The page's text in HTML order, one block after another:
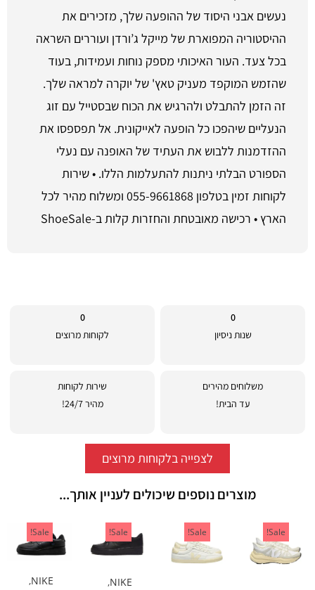
נעשים אבני היסוד של ההופעה שלך, מזכירים את
ההיסטוריה המפוארת של מייקל ג’ורדן ועוררים השראה
בכל צעד. העור האיכותי מספק נוחות ועמידות, בעוד
שהזמש המוקפד מעניק טאץ' של יוקרה למראה שלך.
זה הזמן להתבלט ולהרגיש את הכוח שבסטייל עם זוג
הנעליים שיהפכו כל הופעה לאייקונית. אל תפספסו את
ההזדמנות ללבוש את העתיד של האופנה עם נעלי
הספורט הבלתי ניתנות להתעלמות הללו. • שירות
לקוחות זמין בטלפון 055-9661868 ומשלוח מהיר לכל
הארץ • רכישה מאובטחת והחזרות קלות ב-ShoeSale
0
שנות ניסיון
0
לקוחות מרוצים
משלוחים מהירים
עד הבית!
שירות לקוחות
מהיר 24/7!
לצפייה בלקוחות מרוצים
מוצרים נוספים שיכולים לעניין אותך...
Sale!
Sale!
Sale!
NIKE
,
Sale!
NIKE
,